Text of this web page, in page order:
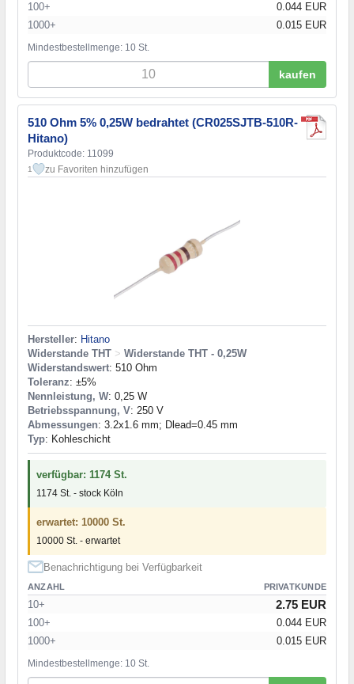
100+
0.044 EUR
1000+
0.015 EUR
Mindestbestellmenge: 10 St.
kaufen
510 Ohm 5% 0,25W bedrahtet (CR025SJTB-510R-
Hitano)
Produktcode: 11099
1 zu Favoriten hinzufügen
Hersteller: Hitano
Widerstande THT > Widerstande THT - 0,25W
Widerstandswert: 510 Ohm
Toleranz: ±5%
Nennleistung, W: 0,25 W
Betriebsspannung, V: 250 V
Abmessungen: 3.2x1.6 mm; Dlead=0.45 mm
Typ: Kohleschicht
verfügbar: 1174 St.
1174 St. - stock Köln
erwartet: 10000 St.
10000 St. - erwartet
Benachrichtigung bei Verfügbarkeit
ANZAHL PRIVATKUNDE
10+ 2.75 EUR
100+
0.044 EUR
1000+
0.015 EUR
Mindestbestellmenge: 10 St.